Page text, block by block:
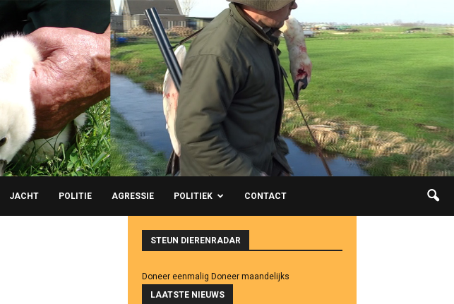
JACHT POLITIE AGRESSIE POLITIEK CONTACT
STEUN DIERENRADAR
Doneer eenmalig Doneer maandelijks
LAATSTE NIEUWS